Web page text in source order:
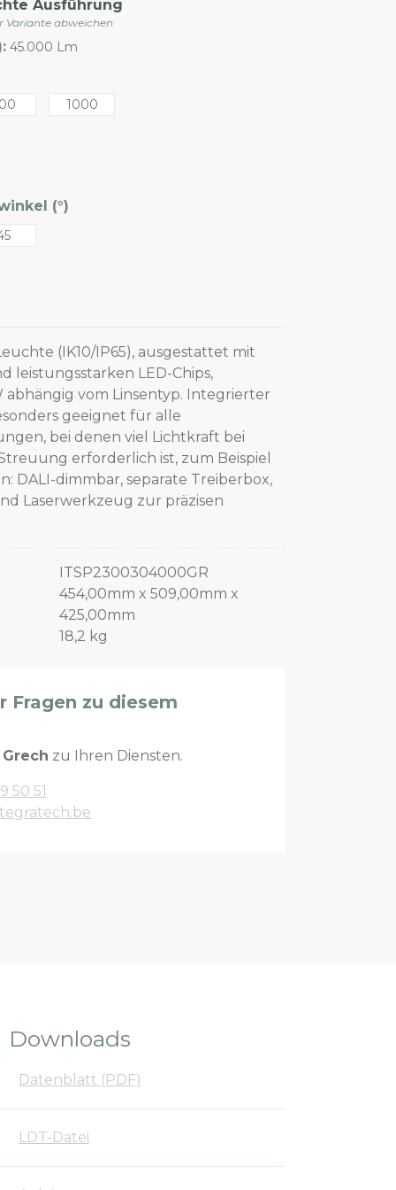
Ausführung
Variante abweichen
45.000 Lm
1000
(°)
(IK10/IP65), ausgestattet mit
leistungsstarken LED-Chips,
abhängig vom Linsentyp. Integrierter
geeignet für alle
bei denen viel Lichtkraft bei
erforderlich ist, zum Beispiel
DALI-dimmbar, separate Treiberbox,
Laserwerkzeug zur präzisen
ITSP2300304000GR
454,00mm x 509,00mm x
425,00mm
18,2 kg
Fragen zu diesem
Grech zu Ihren Diensten.
50 51
Downloads
Datenblatt (PDF)
LDT-Datei